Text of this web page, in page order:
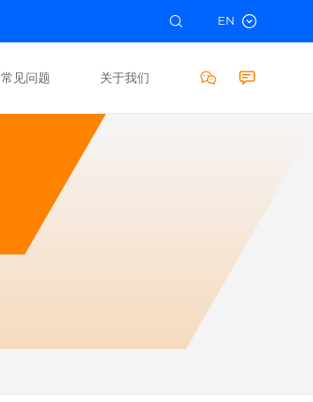
EN
常见问题 关于我们